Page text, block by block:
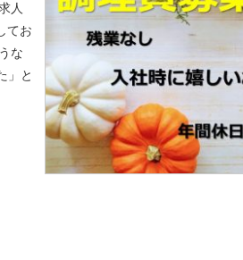
人
てお
な
」と